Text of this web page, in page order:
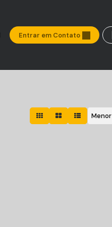
Entrar em Contato